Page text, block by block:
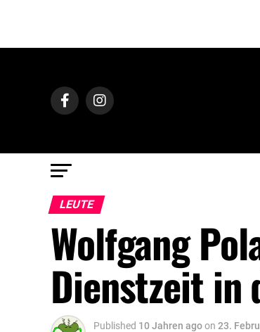
LEUTE
Wolfgang
Dienstzeit in
Published 10 Jahren agoon 23.